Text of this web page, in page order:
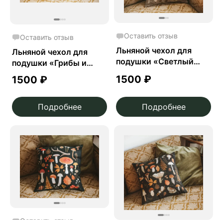
Оставить отзыв
Льняной чехол для
подушки «Грибы и
папоротники»
1500 ₽
Подробнее
Оставить отзыв
Льняной чехол для
подушки «Светлый
1500 ₽
Подробнее